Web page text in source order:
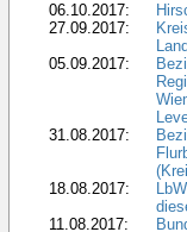
06.10.2017:
27.09.2017:
05.09.2017:
31.08.2017:
18.08.2017:
11.08.2017: